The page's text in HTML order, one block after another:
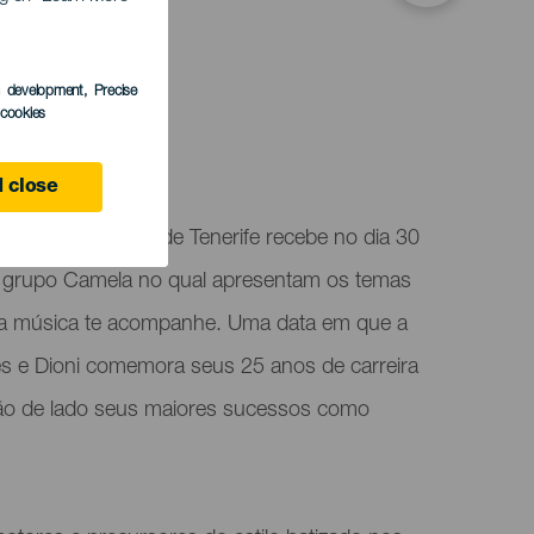
development, Precise
close
em Santa Cruz de Tenerife recebe no dia 30
Camela no qual apresentam os temas
música te acompanhe. Uma data em que a
e Dioni comemora seus 25 anos de carreira
de lado seus maiores sucessos como